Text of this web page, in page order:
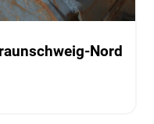
Nord